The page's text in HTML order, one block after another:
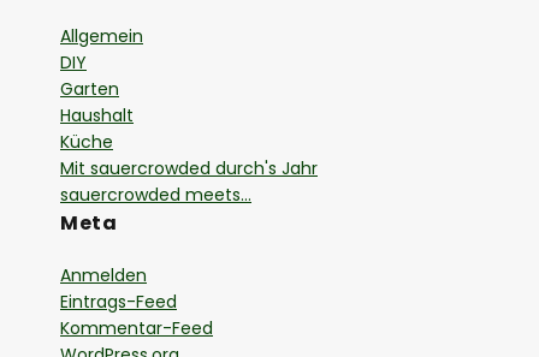
Allgemein
DIY
Garten
Haushalt
Küche
Mit sauercrowded durch's Jahr
sauercrowded meets…
Meta
Anmelden
Eintrags-Feed
Kommentar-Feed